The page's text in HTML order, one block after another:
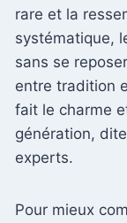
rare et la
systématique,
sans se
entre tradition
fait le charme
génération,
experts.
Pour mieux